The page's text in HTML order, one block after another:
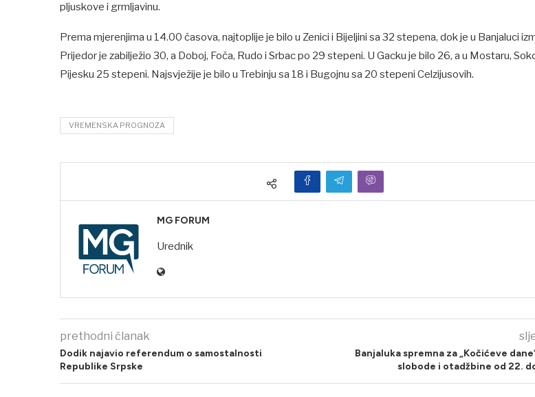
pljuskove i grmljavinu.
Prema mjerenjima u 14.00 časova, najtoplije je bilo u Zenici i Bijeljini sa 32 stepena, dok je u Banjaluci
Prijedor je zabilježio 30, a Doboj, Foča, Rudo i Srbac po 29 stepeni. U Gacku je bilo 26, a u Mostaru,
Pijesku 25 stepeni. Najsvježije je bilo u Trebinju sa 18 i Bugojnu sa 20 stepeni Celzijusovih.
VREMENSKA PROGNOZA
MG FORUM
Urednik
prethodni članak
Dodik najavio referendum o samostalnosti
Republike Srpske
Banjaluka spremna za „Kočićeve
slobode i otadžbine od 22.